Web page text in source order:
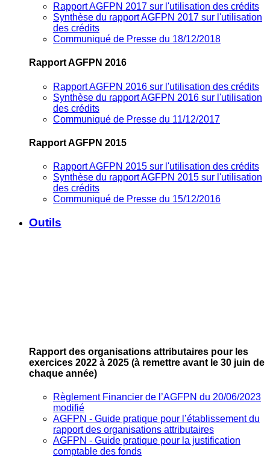
Rapport AGFPN 2017 sur l'utilisation des crédits
Synthèse du rapport AGFPN 2017 sur l'utilisation
des crédits
Communiqué de Presse du 18/12/2018
Rapport AGFPN 2016
Rapport AGFPN 2016 sur l'utilisation des crédits
Synthèse du rapport AGFPN 2016 sur l'utilisation
des crédits
Communiqué de Presse du 11/12/2017
Rapport AGFPN 2015
Rapport AGFPN 2015 sur l'utilisation des crédits
Synthèse du rapport AGFPN 2015 sur l'utilisation
des crédits
Communiqué de Presse du 15/12/2016
Outils
Rapport des organisations attributaires pour les
exercices 2022 à 2025 (à remettre avant le 30 juin de
chaque année)
Règlement Financier de l’AGFPN du 20/06/2023
modifié
AGFPN ‐ Guide pratique pour l’établissement du
rapport des organisations attributaires
AGFPN ‐ Guide pratique pour la justification
comptable des fonds